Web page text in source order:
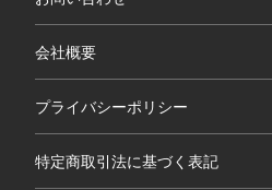
会社概要
プライバシーポリシー
特定商取引法に基づく表記